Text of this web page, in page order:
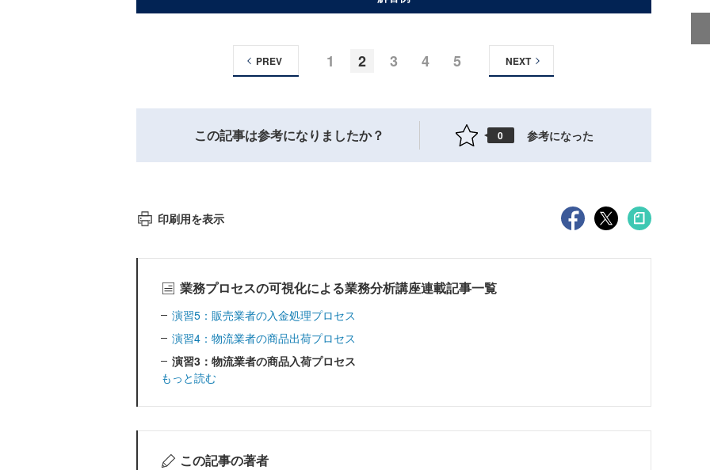
1 2 3 4 5
PREV NEXT
この記事は参考になりましたか？ 0 参考になった
印刷用を表示
業務プロセスの可視化による業務分析講座連載記事一覧
演習5：販売業者の入金処理プロセス
演習4：物流業者の商品出荷プロセス
演習3：物流業者の商品入荷プロセス
もっと読む
この記事の著者